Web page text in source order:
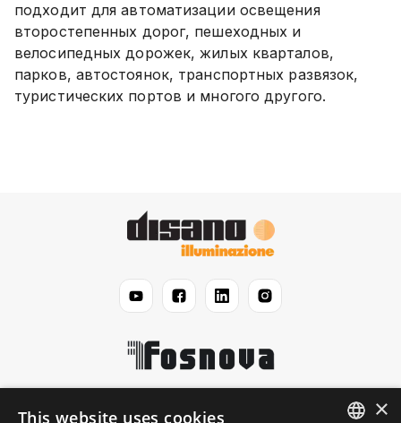
подходит для автоматизации освещения
второстепенных дорог, пешеходных и
велосипедных дорожек, жилых кварталов,
парков, автостоянок, транспортных развязок,
туристических портов и многого другого.
Disano ×
This website uses cookies